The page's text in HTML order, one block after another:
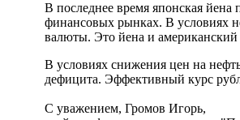
В последнее время японская
финансовых рынках. В условиях
валюты. Это йена и американский
В условиях снижения цен на
дефицита. Эффективный курс
С уважением, Громов Игорь,